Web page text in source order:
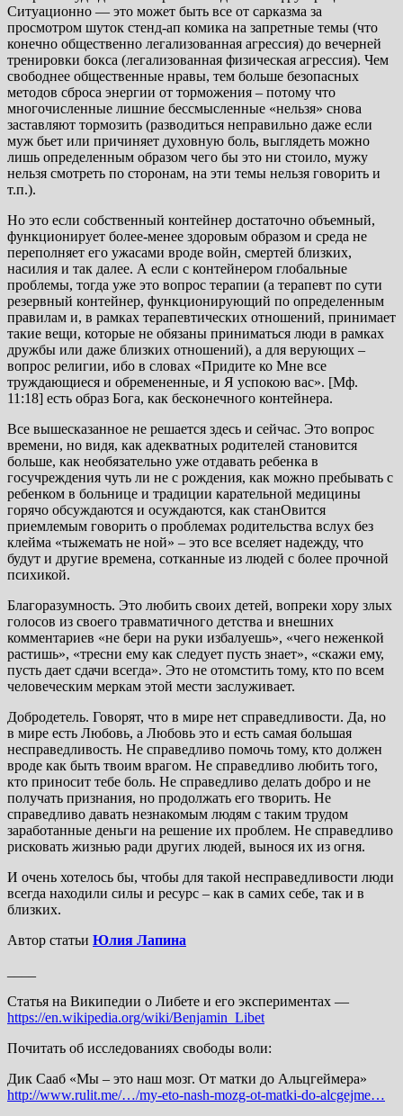
Ситуационно — это может быть все от сарказма за
просмотром шуток стенд-ап комика на запретные темы (что
конечно общественно легализованная агрессия) до вечерней
тренировки бокса (легализованная физическая агрессия). Чем
свободнее общественные нравы, тем больше безопасных
методов сброса энергии от торможения – потому что
многочисленные лишние бессмысленные «нельзя» снова
заставляют тормозить (разводиться неправильно даже если
муж бьет или причиняет духовную боль, выглядеть можно
лишь определенным образом чего бы это ни стоило, мужу
нельзя смотреть по сторонам, на эти темы нельзя говорить и
т.п.).
Но это если собственный контейнер достаточно объемный,
функционирует более-менее здоровым образом и среда не
переполняет его ужасами вроде войн, смертей близких,
насилия и так далее. А если с контейнером глобальные
проблемы, тогда уже это вопрос терапии (а терапевт по сути
резервный контейнер, функционирующий по определенным
правилам и, в рамках терапевтических отношений, принимает
такие вещи, которые не обязаны приниматься люди в рамках
дружбы или даже близких отношений), а для верующих –
вопрос религии, ибо в словах «Придите ко Мне все
труждающиеся и обремененные, и Я успокою вас». [Мф.
11:18] есть образ Бога, как бесконечного контейнера.
Все вышесказанное не решается здесь и сейчас. Это вопрос
времени, но видя, как адекватных родителей становится
больше, как необязательно уже отдавать ребенка в
госучреждения чуть ли не с рождения, как можно пребывать с
ребенком в больнице и традиции карательной медицины
горячо обсуждаются и осуждаются, как станОвится
приемлемым говорить о проблемах родительства вслух без
клейма «тыжемать не ной» – это все вселяет надежду, что
будут и другие времена, сотканные из людей с более прочной
психикой.
Благоразумность. Это любить своих детей, вопреки хору злых
голосов из своего травматичного детства и внешних
комментариев «не бери на руки избалуешь», «чего неженкой
растишь», «тресни ему как следует пусть знает», «скажи ему,
пусть дает сдачи всегда». Это не отомстить тому, кто по всем
человеческим меркам этой мести заслуживает.
Добродетель. Говорят, что в мире нет справедливости. Да, но
в мире есть Любовь, а Любовь это и есть самая большая
несправедливость. Не справедливо помочь тому, кто должен
вроде как быть твоим врагом. Не справедливо любить того,
кто приносит тебе боль. Не справедливо делать добро и не
получать признания, но продолжать его творить. Не
справедливо давать незнакомым людям с таким трудом
заработанные деньги на решение их проблем. Не справедливо
рисковать жизнью ради других людей, вынося их из огня.
И очень хотелось бы, чтобы для такой несправедливости люди
всегда находили силы и ресурс – как в самих себе, так и в
близких.
Автор статьи Юлия Лапина
Статья на Википедии о Либете и его экспериментах —
https://en.wikipedia.org/wiki/Benjamin_Libet
Почитать об исследованиях свободы воли:
Дик Сааб «Мы – это наш мозг. От матки до Альцгеймера»
http://www.rulit.me/…/my-eto-nash-mozg-ot-matki-do-alcgejme…